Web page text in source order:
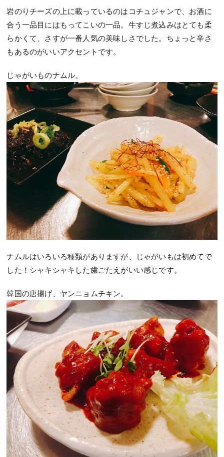
岩のりチーズの上に載っているのはコチュジャンで、お酒に
合う一品目にはもってこいの一品。牛すじ煮込みはとても柔
らかくて、さすが一番人気の美味しさでした。ちょっと辛さ
もあるのがいいアクセントです。
じゃがいものナムル。
ナムルはいろいろ種類がありますが、じゃがいもは初めてで
した！シャキシャキした歯ごたえがいい感じです。
韓国の唐揚げ、ヤンニョムチキン。